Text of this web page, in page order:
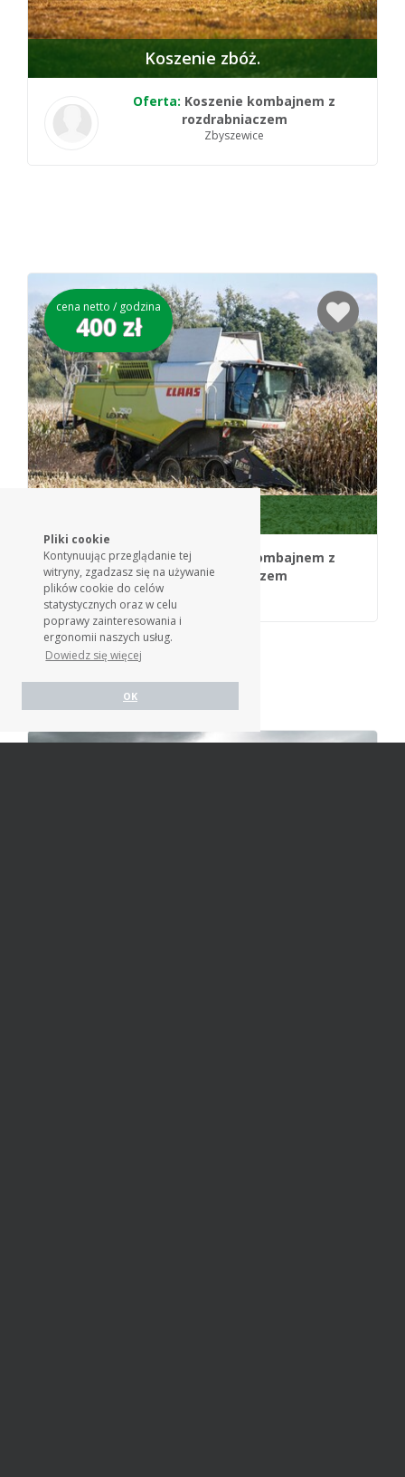
Pliki cookie
Kontynuując przeglądanie tej
witryny, zgadzasz się na używanie
plików cookie do celów
statystycznych oraz w celu
poprawy zainteresowania i
ergonomii naszych usług.
Dowiedz się więcej
OK
Koszenie zbóż
Oferta: Koszenie kombajnem z
rozdrabniaczem
Zbyszewice
cena netto / godzina
400 zł
Oferta:Koszenie kombajnem z
rozdrabniaczem